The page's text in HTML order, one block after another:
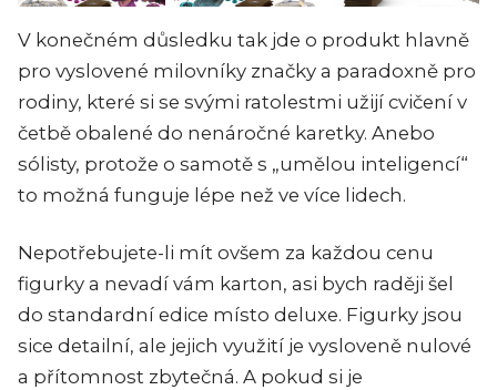
V konečném důsledku tak jde o produkt hlavně
pro vyslovené milovníky značky a paradoxně pro
rodiny, které si se svými ratolestmi užijí cvičení v
četbě obalené do nenáročné karetky. Anebo
sólisty, protože o samotě s „umělou inteligencí“
to možná funguje lépe než ve více lidech.
Nepotřebujete-li mít ovšem za každou cenu
figurky a nevadí vám karton, asi bych raději šel
do standardní edice místo deluxe. Figurky jsou
sice detailní, ale jejich využití je vysloveně nulové
a přítomnost zbytečná. A pokud si je